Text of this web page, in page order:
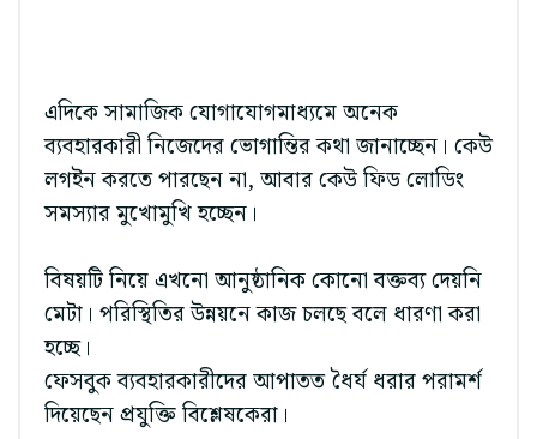
এদিকে সামাজিক যোগাযোগমাধ্যমে অনেক
ব্যবহারকারী নিজেদের ভোগান্তির কথা জানাচ্ছেন। কেউ
লগইন করতে পারছেন না, আবার কেউ ফিড লোডিং
সমস্যার মুখোমুখি হচ্ছেন।
বিষয়টি নিয়ে এখনো আনুষ্ঠানিক কোনো বক্তব্য দেয়নি
মেটা। পরিস্থিতির উন্নয়নে কাজ চলছে বলে ধারণা করা
হচ্ছে।
ফেসবুক ব্যবহারকারীদের আপাতত ধৈর্য ধরার পরামর্শ
দিয়েছেন প্রযুক্তি বিশ্লেষকেরা।